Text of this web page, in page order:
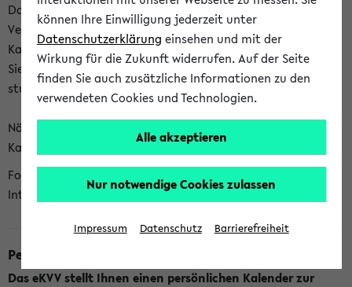
Das eKVV bietet Ihnen die Möglichkeit,
Veranstaltungstermine in eine Vielzahl von
Kalenderanwendungen einzubinden. Auf diese Weise können
Sie einen gemeinsamen Überblick über Ihre privaten und
studienbezogenen Termine erhalten.
Näheres zu Vorteilen und Funktionsweise der
Kalenderintegration können Sie auf unserer
Folgende Kalender bietet Ihnen das eKVV derzeit zur
Integration an:
Persönlicher Kalender
Das eKVV stellt Ihnen einen persönlichen Kalender zur
können Ihre Einwilligung jederzeit unter
Datenschutzerklärung einsehen und mit der
Wirkung für die Zukunft widerrufen. Auf der Seite
finden Sie auch zusätzliche Informationen zu den
verwendeten Cookies und Technologien.
Alle akzeptieren
Nur notwendige Cookies zulassen
Impressum Datenschutz Barrierefreiheit